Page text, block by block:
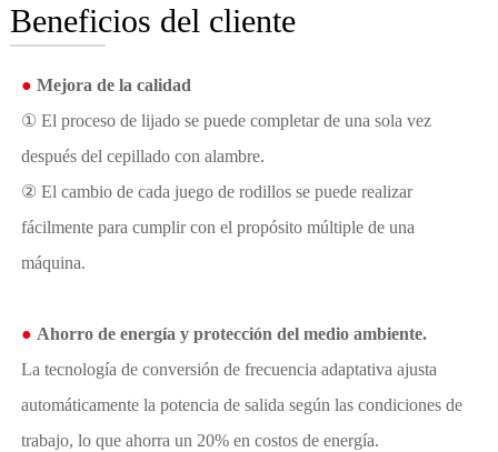
Beneficios del cliente
● Mejora de la calidad
① El proceso de lijado se puede completar de una sola vez
después del cepillado con alambre.
② El cambio de cada juego de rodillos se puede realizar
fácilmente para cumplir con el propósito múltiple de una
máquina.
● Ahorro de energía y protección del medio ambiente.
La tecnología de conversión de frecuencia adaptativa ajusta
automáticamente la potencia de salida según las condiciones de
trabajo, lo que ahorra un 20% en costos de energía.